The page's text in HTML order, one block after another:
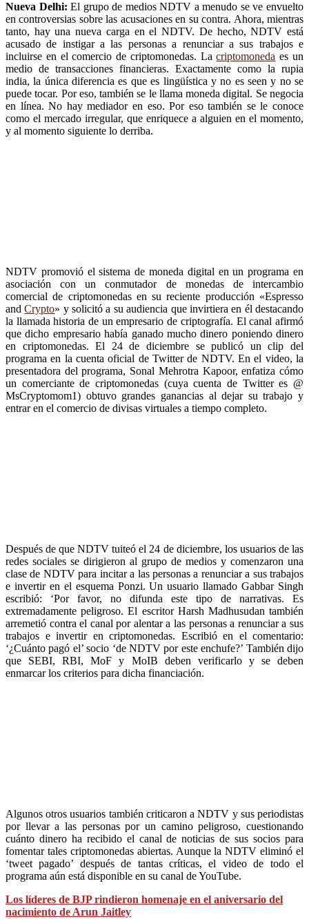
Nueva Delhi:El grupo de medios NDTV a menudo se ve envuelto
en controversias sobre las acusaciones en su contra. Ahora, mientras
tanto, hay una nueva carga en el NDTV. De hecho, NDTV está
acusado de instigar a las personas a renunciar a sus trabajos e
incluirse en el comercio de criptomonedas. Lacriptomoneda es un
medio de transacciones financieras. Exactamente como la rupia
india, la única diferencia es que es lingüística y no es seen y no se
puede tocar. Por eso, también se le llama moneda digital. Se negocia
en línea. No hay mediador en eso. Por eso también se le conoce
como el mercado irregular, que enriquece a alguien en el momento,
y al momento siguiente lo derriba.
NDTV promovió el sistema de moneda digital en un programa en
asociación con un conmutador de monedas de intercambio
comercial de criptomonedas en su reciente producción «Espresso
andCrypto» y solicitó a su audiencia que invirtiera en él destacando
la llamada historia de un empresario de criptografía. El canal afirmó
que dicho empresario había ganado mucho dinero poniendo dinero
en criptomonedas. El 24 de diciembre se publicó un clip del
programa en la cuenta oficial de Twitter de NDTV. En el video, la
presentadora del programa, Sonal Mehrotra Kapoor, enfatiza cómo
un comerciante de criptomonedas (cuya cuenta de Twitter es @
MsCryptomom1) obtuvo grandes ganancias al dejar su trabajo y
entrar en el comercio de divisas virtuales a tiempo completo.
Después de que NDTV tuiteó el 24 de diciembre, los usuarios de las
redes sociales se dirigieron al grupo de medios y comenzaron una
clase de NDTV para incitar a las personas a renunciar a sus trabajos
e invertir en el esquema Ponzi. Un usuario llamado Gabbar Singh
escribió: ‘Por favor, no difunda este tipo de narrativas. Es
extremadamente peligroso. El escritor Harsh Madhusudan también
arremetió contra el canal por alentar a las personas a renunciar a sus
trabajos e invertir en criptomonedas. Escribió en el comentario:
‘¿Cuánto pagó el’ socio ‘de NDTV por este enchufe?’ También dijo
que SEBI, RBI, MoF y MoIB deben verificarlo y se deben
enmarcar los criterios para dicha financiación.
Algunos otros usuarios también criticaron a NDTV y sus periodistas
por llevar a las personas por un camino peligroso, cuestionando
cuánto dinero ha recibido el canal de noticias de sus socios para
fomentar tales criptomonedas abiertas. Aunque la NDTV eliminó el
‘tweet pagado’ después de tantas críticas, el video de todo el
programa aún está disponible en su canal de YouTube.
Los líderes de BJP rindieron homenaje en el aniversario del
nacimiento de Arun Jaitley